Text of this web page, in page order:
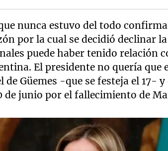
nunca estuvo del todo
por la cual se decidió declinar
puede haber tenido relación
El presidente no quería que
Güemes -que se festeja el 17- y
de junio por el fallecimiento de